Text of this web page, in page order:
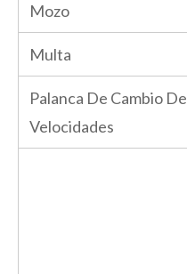
Mozo
Multa
Palanca De Cambio De
Velocidades